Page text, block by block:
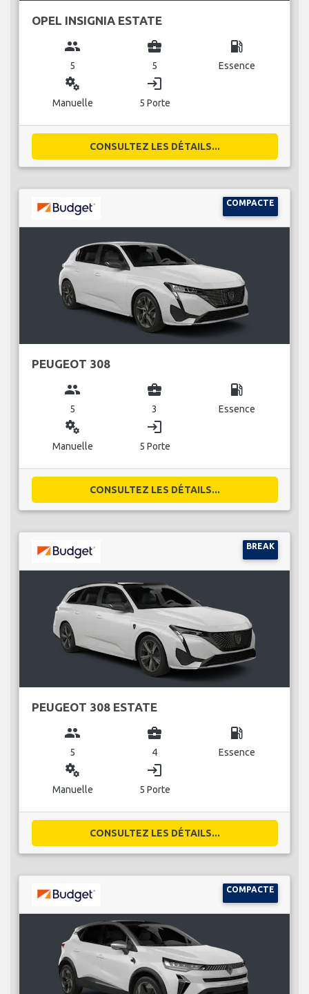
OPEL INSIGNIA ESTATE
group
5
business_center
5
local_gas_station
Essence
miscellaneous_services
Manuelle
login
5 Porte
CONSULTEZ LES DÉTAILS...
COMPACTE
PEUGEOT 308
group
5
business_center
3
local_gas_station
Essence
miscellaneous_services
Manuelle
login
5 Porte
CONSULTEZ LES DÉTAILS...
BREAK
PEUGEOT 308 ESTATE
group
5
business_center
4
local_gas_station
Essence
miscellaneous_services
Manuelle
login
5 Porte
CONSULTEZ LES DÉTAILS...
COMPACTE